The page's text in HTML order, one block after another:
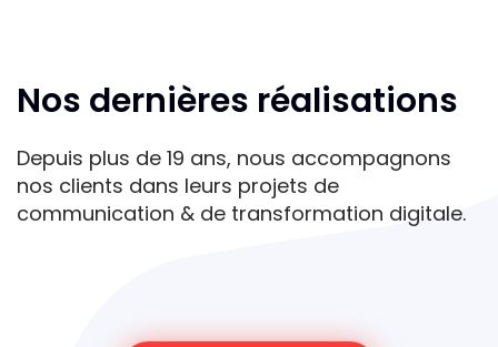
Nos dernières réalisations
Depuis plus de 19 ans, nous accompagnons
nos clients dans leurs projets de
communication & de transformation digitale.